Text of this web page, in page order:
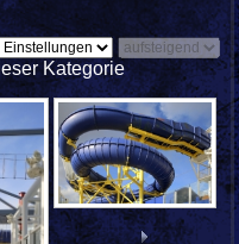
Kategorie